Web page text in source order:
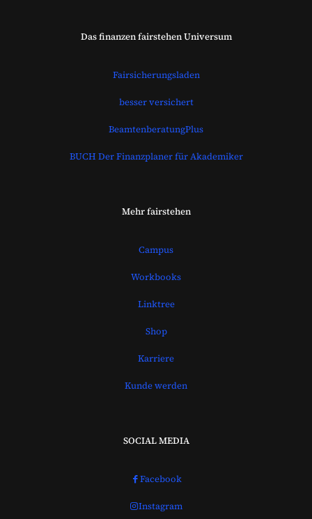
Das finanzen fairstehen Universum
Fairsicherungsladen
besser versichert
BeamtenberatungPlus
BUCH Der Finanzplaner für Akademiker
Mehr fairstehen
Campus
Workbooks
Linktree
Shop
Karriere
Kunde werden
SOCIAL MEDIA
Facebook
Instagram